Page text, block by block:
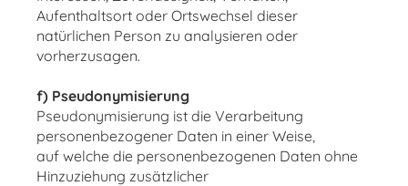
Aufenthaltsort oder Ortswechsel dieser
natürlichen Person zu analysieren oder
vorherzusagen.
f) Pseudonymisierung
Pseudonymisierung ist die Verarbeitung
personenbezogener Daten in einer Weise,
auf welche die personenbezogenen Daten ohne
Hinzuziehung zusätzlicher